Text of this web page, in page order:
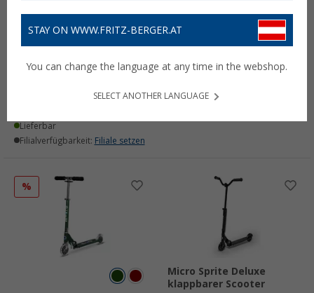
Micro Scooter Sprite
Lieferbar
Filialverfügbarkeit: Filiale setzen
Micro Sprite Suspension
159,39€
Lieferbar
%
Micro Sprite Deluxe
klappbarer Scooter
STAY ON WWW.FRITZ-BERGER.AT
You can change the language at any time in the webshop.
SELECT ANOTHER LANGUAGE